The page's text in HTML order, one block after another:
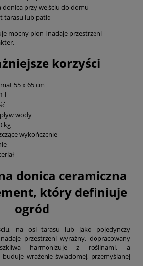
donica przy wejściu do domu
tarasu lub patio
mocny pion i nadaje przestrzeni
korzyści
55 x 65 cm
l
wody
kg
wykończenie
donica ceramiczna
który definiuje
ogród
na osi tarasu lub jako pojedynczy
przestrzeni wyraźny, dopracowany
harmonizuje z roślinami, a
wrażenie świadomej, przemyślanej